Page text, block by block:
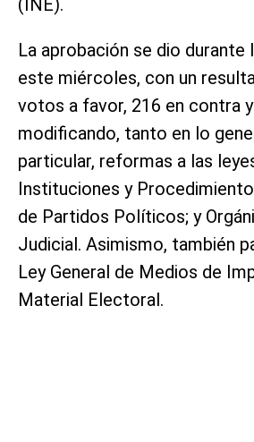
La aprobación se dio durante
este miércoles, con un
votos a favor, 216 en contra
modificando, tanto en lo
particular, reformas a las
Instituciones y
de Partidos Políticos; y
Judicial. Asimismo, también
Ley General de Medios de
Material Electoral.